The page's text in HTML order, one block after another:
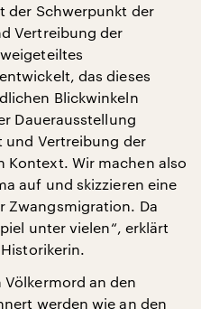
der Schwerpunkt der
Vertreibung der
das dieses
Blickwinkeln
Dauerausstellung
und Vertreibung der
Kontext. Wir machen also
auf und skizzieren eine
Zwangsmigration. Da
unter vielen“, erklärt
an den
werden wie an den